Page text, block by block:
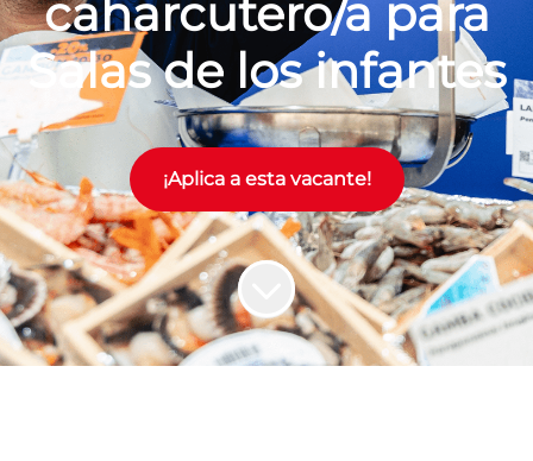
caharcutero/a para
Salas de los infantes
¡Aplica a esta vacante!